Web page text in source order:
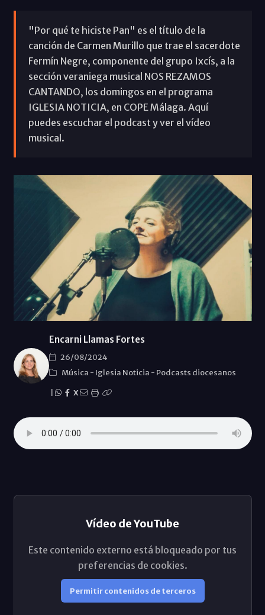
"Por qué te hiciste Pan" es el título de la
canción de Carmen Murillo que trae el sacerdote
Fermín Negre, componente del grupo Ixcís, a la
sección veraniega musical NOS REZAMOS
CANTANDO, los domingos en el programa
IGLESIA NOTICIA, en COPE Málaga. Aquí
puedes escuchar el podcast y ver el vídeo
musical.
Encarni Llamas Fortes
26/08/2024
Música - Iglesia Noticia - Podcasts diocesanos
X
Vídeo de YouTube
Este contenido externo está bloqueado por tus
preferencias de cookies.
Permitir contenidos de terceros